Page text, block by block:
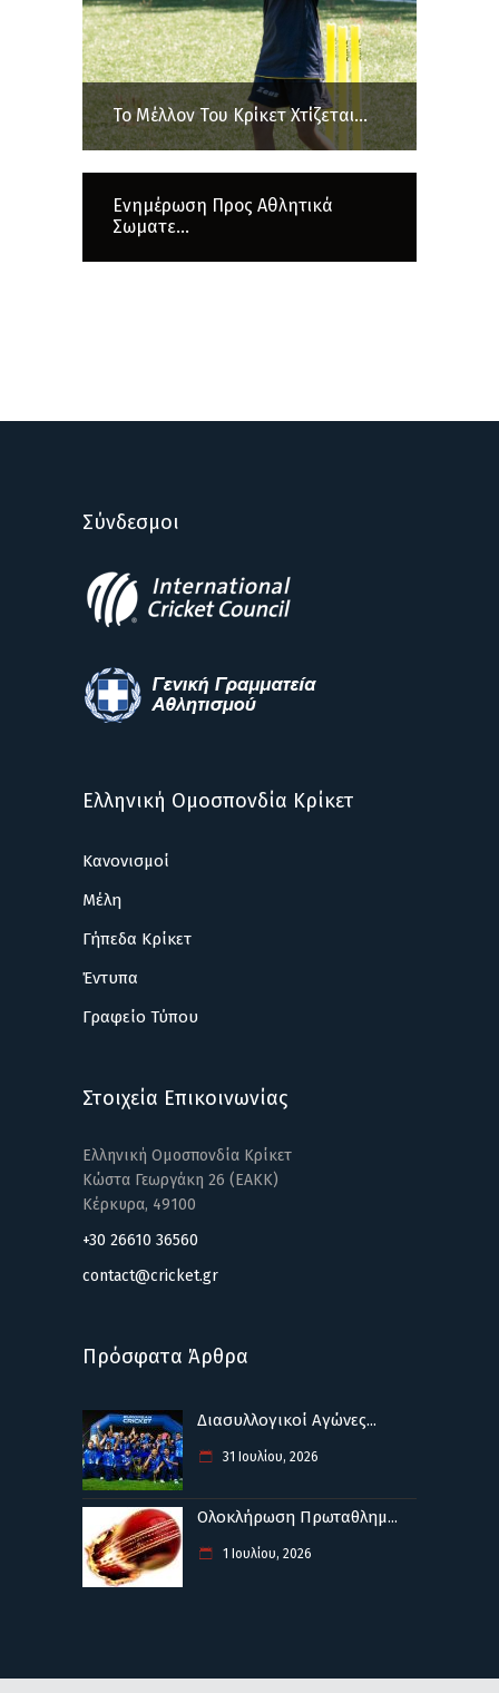
Το Μέλλον Του Κρίκετ Χτίζεται...
Ενημέρωση Προς Αθλητικά
Σωματε...
Σύνδεσμοι
Ελληνική Ομοσπονδία Κρίκετ
Κανονισμοί
Μέλη
Γήπεδα Κρίκετ
Έντυπα
Γραφείο Τύπου
Στοιχεία Επικοινωνίας
Ελληνική Ομοσπονδία Κρίκετ
Κώστα Γεωργάκη 26 (ΕΑΚΚ)
Κέρκυρα, 49100
+30 26610 36560
contact@cricket.gr
Πρόσφατα Άρθρα
Διασυλλογικοί Αγώνες...
31 Ιουλίου, 2026
Ολοκλήρωση Πρωταθλημ...
1 Ιουλίου, 2026